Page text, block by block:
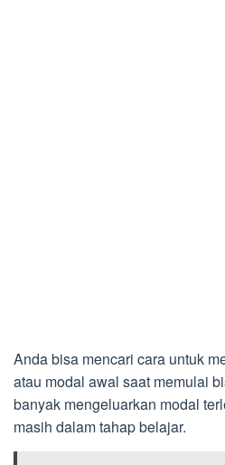
Anda bisa mencari cara untuk
atau modal awal saat memulai
banyak mengeluarkan modal
masih dalam tahap belajar.